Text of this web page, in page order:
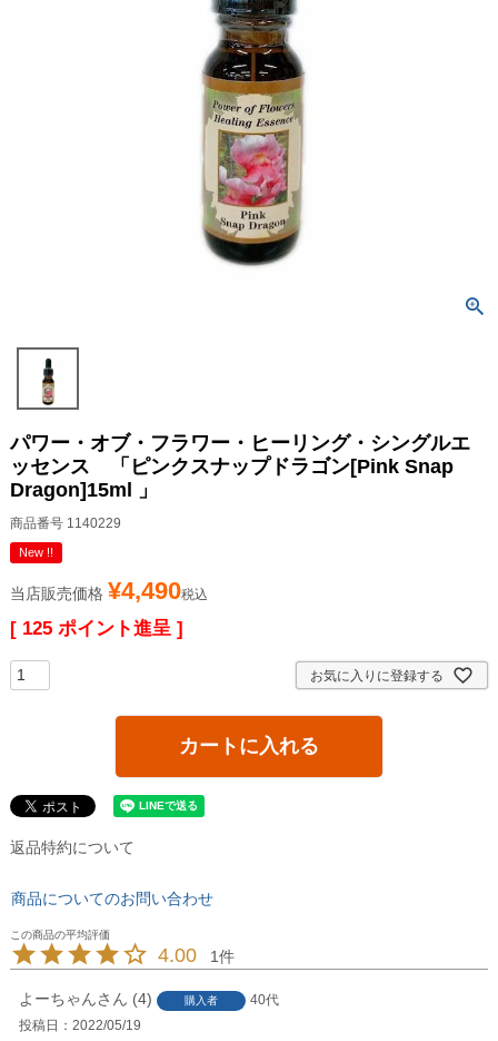
パワー・オブ・フラワー・ヒーリング・シングルエ
ッセンス 「ピンクスナップドラゴン[Pink Snap
Dragon]15ml 」
商品番号 1140229
New !!
当店販売価格 ¥4,490税込
[ 125 ポイント進呈 ]
お気に入りに登録する
カートに入れる
返品特約について
商品についてのお問い合わせ
4.00 1
よーちゃん 4 購入者
40代
投稿日
2022/05/19